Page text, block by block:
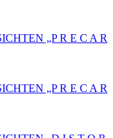
„P R E C A R
„P R E C A R